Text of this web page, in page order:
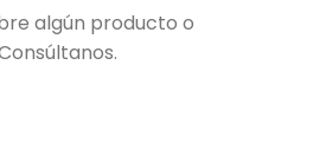
algún producto o